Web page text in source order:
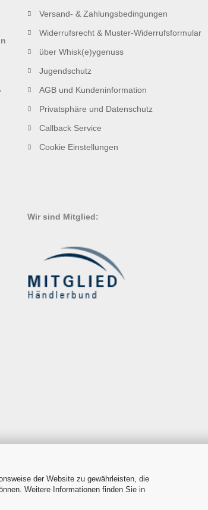
der Website zu gewährleisten, die
Weitere Informationen finden Sie in
Versand- & Zahlungsbedingungen
Widerrufsrecht & Muster-Widerrufsformular
über Whisk(e)ygenuss
Jugendschutz
AGB und Kundeninformation
Privatsphäre und Datenschutz
Callback Service
Cookie Einstellungen
Wir sind Mitglied:
mit Gambio.de © 2026